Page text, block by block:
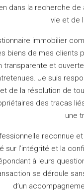
dans la recherche
vie et de
immobilier
biens de mes clients
transparente et
Je suis
de la résolution de
des tracas
une
reconnue
sur l’intégrité et la
à leurs
se déroule
d’un